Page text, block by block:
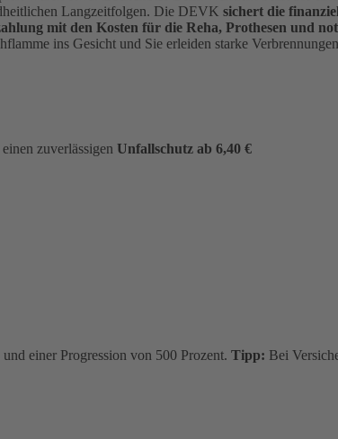
Langzeitfolgen. Die DEVK sichert die
mit den Kosten für die Reha, Prothesen und
ins Gesicht und Sie erleiden starke
zuverlässigen Unfallschutz ab 6,40 €
einer Progression von 500 Prozent. Tipp: Bei